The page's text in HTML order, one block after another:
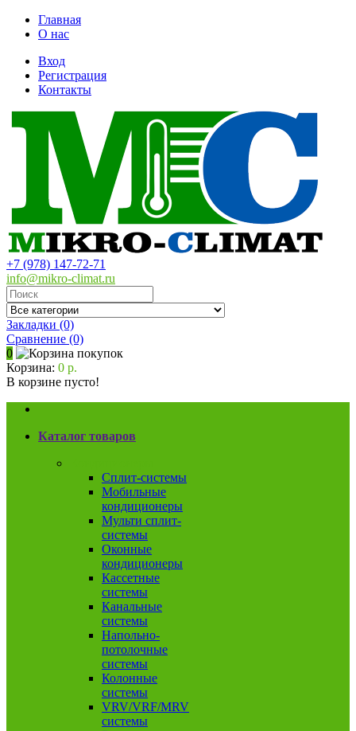
Главная
О нас
Вход
Регистрация
Контакты
+7 (978) 147-72-71
info@mikro-climat.ru
Закладки (0)
Сравнение (0)
0
Корзина: 0 р.
В корзине пусто!
Каталог товаров
Сплит-системы
Мобильные
кондиционеры
Мульти сплит-
системы
Оконные
кондиционеры
Кассетные
системы
Канальные
системы
Напольно-
потолочные
системы
Колонные
системы
VRV/VRF/MRV
системы